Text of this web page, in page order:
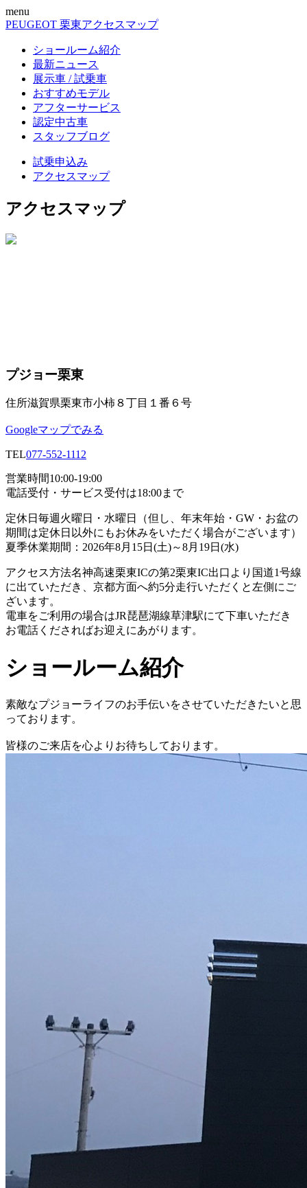
menu
PEUGEOT 栗東アクセスマップ
ショールーム紹介
最新ニュース
展示車 / 試乗車
おすすめモデル
アフターサービス
認定中古車
スタッフブログ
試乗申込み
アクセスマップ
アクセスマップ
プジョー栗東
住所滋賀県栗東市小柿８丁目１番６号
Googleマップでみる
TEL077-552-1112
営業時間10:00-19:00
電話受付・サービス受付は18:00まで
定休日 毎週火曜日・水曜日（但し、年末年始・GW・お盆の
期間は定休日以外にもお休みをいただく場合がございます）
夏季休業期間：2026年8月15日(土)～8月19日(水)
アクセス方法名神高速栗東ICの第2栗東IC出口より国道1号線
に出ていただき、京都方面へ約5分走行いただくと左側にご
ざいます。
電車をご利用の場合はJR琵琶湖線草津駅にて下車いただき
お電話くださればお迎えにあがります。
ショールーム紹介
素敵なプジョーライフのお手伝いをさせていただきたいと思
っております。
皆様のご来店を心よりお待ちしております。